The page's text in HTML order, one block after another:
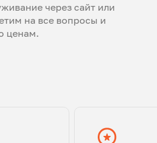
через сайт или
на все вопросы и
ценам.